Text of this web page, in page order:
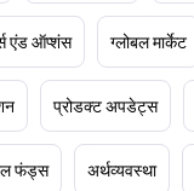
एंड ऑप्शंस ग्लोबल मार्केट
प्रोडक्ट अपडेट्स
फंड्स अर्थव्यवस्था